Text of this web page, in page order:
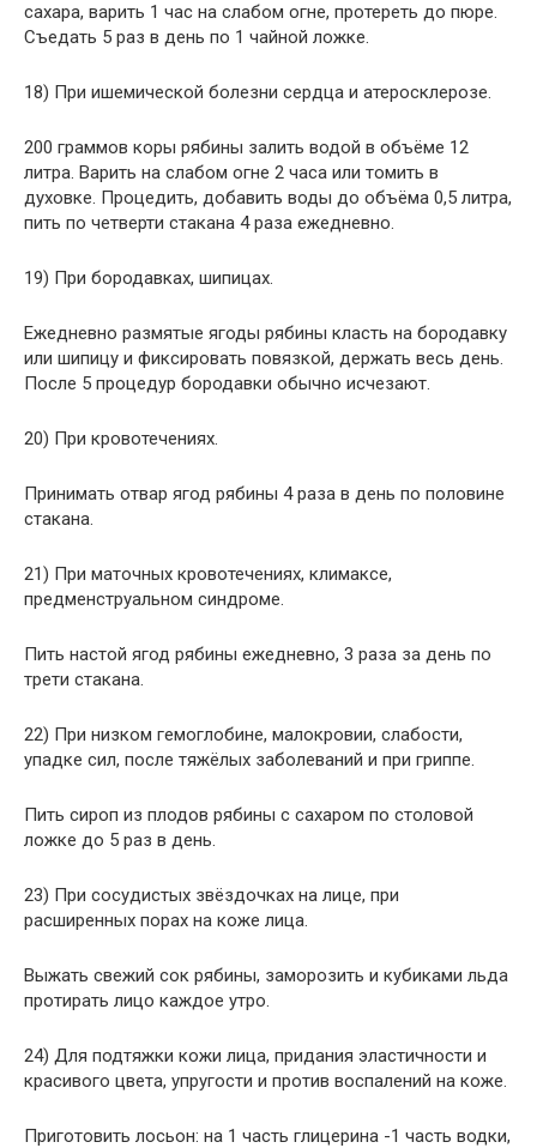
сахара, варить 1 час на слабом огне, протереть до пюре.
Съедать 5 раз в день по 1 чайной ложке.
18) При ишемической болезни сердца и атеросклерозе.
200 граммов коры рябины залить водой в объёме 12
литра. Варить на слабом огне 2 часа или томить в
духовке. Процедить, добавить воды до объёма 0,5 литра,
пить по четверти стакана 4 раза ежедневно.
19) При бородавках, шипицах.
Ежедневно размятые ягоды рябины класть на бородавку
или шипицу и фиксировать повязкой, держать весь день.
После 5 процедур бородавки обычно исчезают.
20) При кровотечениях.
Принимать отвар ягод рябины 4 раза в день по половине
стакана.
21) При маточных кровотечениях, климаксе,
предменструальном синдроме.
Пить настой ягод рябины ежедневно, 3 раза за день по
трети стакана.
22) При низком гемоглобине, малокровии, слабости,
упадке сил, после тяжёлых заболеваний и при гриппе.
Пить сироп из плодов рябины с сахаром по столовой
ложке до 5 раз в день.
23) При сосудистых звёздочках на лице, при
расширенных порах на коже лица.
Выжать свежий сок рябины, заморозить и кубиками льда
протирать лицо каждое утро.
24) Для подтяжки кожи лица, придания эластичности и
красивого цвета, упругости и против воспалений на коже.
Приготовить лосьон: на 1 часть глицерина -1 часть водки,